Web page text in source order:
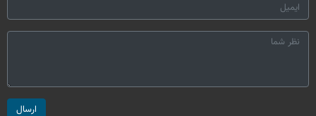
ارسال